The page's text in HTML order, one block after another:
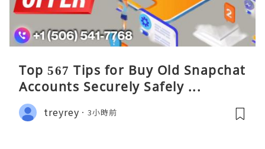
Top 567 Tips for Buy Old Snapchat
Accounts Securely Safely ...
treyrey 3小時前